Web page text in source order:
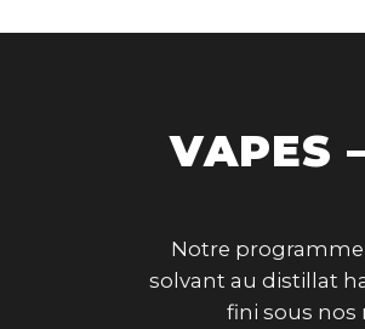
VAPES
Notre programme
solvant au distillat
fini sous